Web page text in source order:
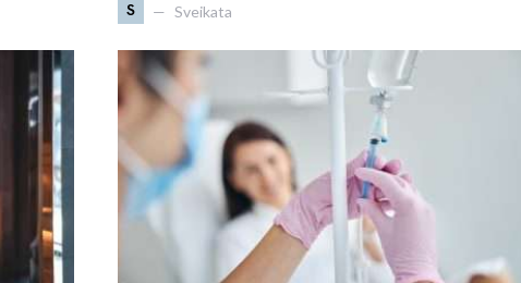
S Sveikata